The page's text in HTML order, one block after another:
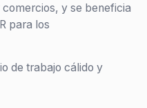
y se beneficia
para los
de trabajo cálido y